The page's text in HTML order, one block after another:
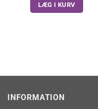
LÆG I KURV
INFORMATION